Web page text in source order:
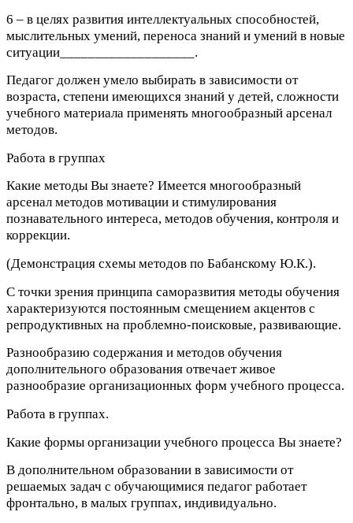
6 – в целях развития интеллектуальных способностей,
мыслительных умений, переноса знаний и умений в новые
ситуации___________________.
Педагог должен умело выбирать в зависимости от
возраста, степени имеющихся знаний у детей, сложности
учебного материала применять многообразный арсенал
методов.
Работа в группах
Какие методы Вы знаете? Имеется многообразный
арсенал методов мотивации и стимулирования
познавательного интереса, методов обучения, контроля и
коррекции.
(Демонстрация схемы методов по Бабанскому Ю.К.).
С точки зрения принципа саморазвития методы обучения
характеризуются постоянным смещением акцентов с
репродуктивных на проблемно-поисковые, развивающие.
Разнообразию содержания и методов обучения
дополнительного образования отвечает живое
разнообразие организационных форм учебного процесса.
Работа в группах.
Какие формы организации учебного процесса Вы знаете?
В дополнительном образовании в зависимости от
решаемых задач с обучающимися педагог работает
фронтально, в малых группах, индивидуально.